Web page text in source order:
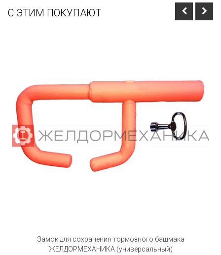
С ЭТИМ ПОКУПАЮТ
Замок для сохранения тормозного башмака
ЖЕЛДОРМЕХАНИКА (универсальный)